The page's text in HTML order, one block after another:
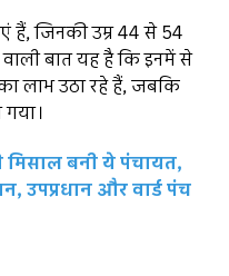
जिनकी उम्र 44 से 54
वाली बात यह है कि इनमें से
लाभ उठा रहे हैं, जबकि
मिसाल बनी ये पंचायत,
उपप्रधान और वार्ड पंच